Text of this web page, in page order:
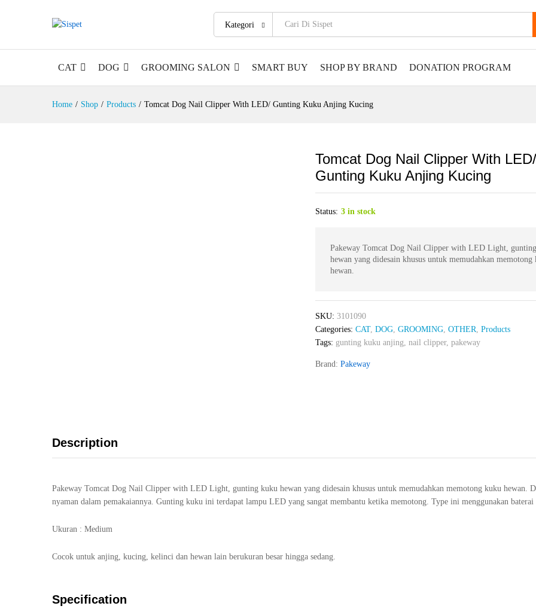
Kategori
CAT DOG GROOMING SALON SMART BUY SHOP BY BRAND DONATION PROGRAM
Home / Shop / Products / Tomcat Dog Nail Clipper With LED/ Gunting Kuku Anjing Kucing
Tomcat Dog Nail Clipper With LED/
Gunting Kuku Anjing Kucing
Status: 3 in stock
Pakeway Tomcat Dog Nail Clipper with LED Light,
hewan yang didesain khusus untuk memudahkan memotong
hewan.
SKU: 3101090
Categories: CAT, DOG, GROOMING, OTHER, Products
Tags: gunting kuku anjing, nail clipper, pakeway
Brand: Pakeway
Description
Pakeway Tomcat Dog Nail Clipper with LED Light, gunting kuku hewan yang didesain khusus untuk memudahkan memotong kuku hewan.
nyaman dalam pemakaiannya. Gunting kuku ini terdapat lampu LED yang sangat membantu ketika memotong. Type ini menggunakan
Ukuran : Medium
Cocok untuk anjing, kucing, kelinci dan hewan lain berukuran besar hingga sedang.
Specification